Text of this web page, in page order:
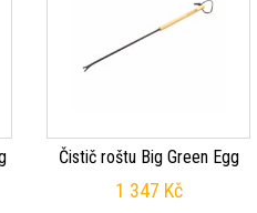
Čistič roštu Big Green Egg
1 347 Kč